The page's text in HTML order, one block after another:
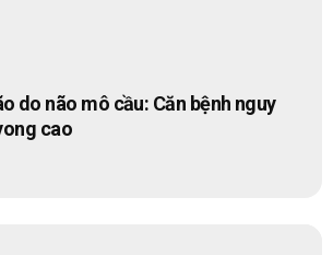
do não mô cầu: Căn bệnh nguy
cao